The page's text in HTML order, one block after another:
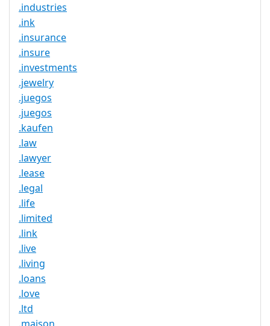
.industries
.ink
.insurance
.insure
.investments
.jewelry
.juegos
.juegos
.kaufen
.law
.lawyer
.lease
.legal
.life
.limited
.link
.live
.living
.loans
.love
.ltd